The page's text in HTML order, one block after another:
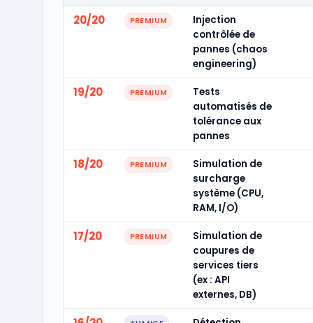
20/20 PREMIUM
Injection
contrôlée de
pannes (chaos
engineering)
19/20 PREMIUM
Tests
automatisés de
tolérance aux
pannes
18/20 PREMIUM
Simulation de
surcharge
système (CPU,
RAM, I/O)
17/20 PREMIUM
Simulation de
coupures de
services tiers
(ex : API
externes, DB)